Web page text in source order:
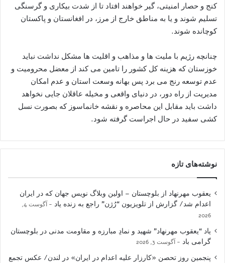
کنج و حصار امنیتی، گیر خواهند افتاد تا از شدت بیکاری و گرسنگی
تسلیم شوند و یا به مناطق خارج از مرز، در افغانستان و پاکستان
کوچانده شوند.
چنانچه رژیم با ملیت ها و مذاهب و اقلیت ها مشکل نداشت نباید
خوزستان که هزینه کل کشور را تامین می کند از معضل محرومیت و
عدم توسعه رنج می برد پس بهانه وسعت استان و عدم امکان
مدیریت از راه دور، در دنیای واقعی و مخیله عاقلان جایی نخواهد
داشت باید مقابل این محاصره و نقشه خانماسوز که بصورت نسل
کشی سفید در حال اجراست گرفته شود.
نوشته‌های تازه
یعقوب مهرنهاد از بلوچستان – اولین وبلاگ نویس جهان که در ایران
اعدام شد/ گزارش از تلویزیون “رُژن” راجع به زنده یاد
آگوست 4,
2026
یاد “یعقوب مهرنهاد” شهید و نمادِ مبارزه و مقاومت مدنی در بلوچستان
گرامی باد
آگوست 3, 2026
پنجمین روز تحصن «کارزار علیه اعدام در ایران» در لندن/ عکس تجمع